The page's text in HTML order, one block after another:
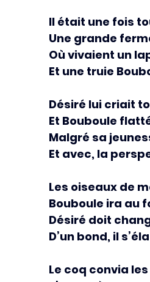
Il était une fois
Une grande
Où vivaient un
Et une truie
Désiré lui criait
Et Bouboule
Malgré sa
Et avec, la
Les oiseaux de
Bouboule ira au
Désiré doit
D’un bond, il
Le coq convia